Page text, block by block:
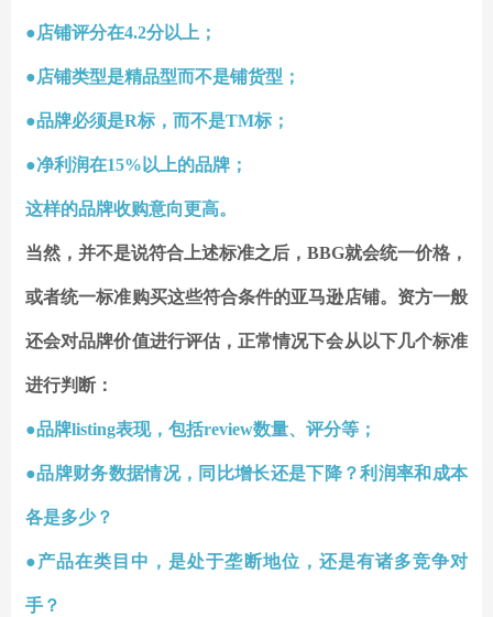
●店铺评分在4.2分以上；
●店铺类型是精品型而不是铺货型；
●品牌必须是R标，而不是TM标；
●净利润在15%以上的品牌；
这样的品牌收购意向更高。
当然，并不是说符合上述标准之后，BBG就会统一价格，
或者统一标准购买这些符合条件的亚马逊店铺。 资方一般
还会对品牌价值进行评估，正常情况下会从以下几个标准
进行判断：
●品牌listing表现，包括review数量、评分等；
●品牌财务数据情况，同比增长还是下降？利润率和成本
各是多少？
●产品在类目中，是处于垄断地位，还是有诸多竞争对
手？